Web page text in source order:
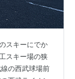
スキーにでか
スキー場の狭
の西武球場前